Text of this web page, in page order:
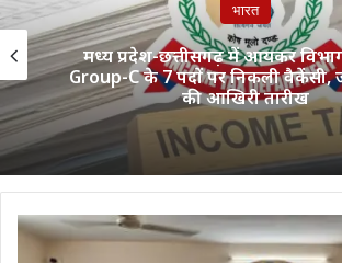
भारत
मध्य प्रदेश-छत्तीसगढ़ में आयकर
Group-C के 7 पदों पर निकली
की आखिरी तारीख
सेवा